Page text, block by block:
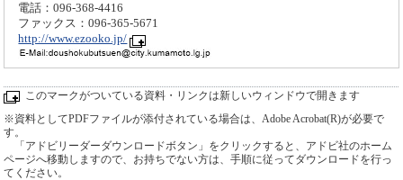
電話：096-368-4416
ファックス：096-365-5671
http://www.ezooko.jp/
このマークがついている資料・リンクは新しいウィンドウで開きます
※資料としてPDFファイルが添付されている場合は、Adobe Acrobat(R)が必要で
す。
「アドビリーダーダウンロードボタン」をクリックすると、アドビ社のホーム
ページへ移動しますので、お持ちでない方は、手順に従ってダウンロードを行っ
てください。